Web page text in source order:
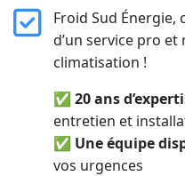
far
fa-
square-
Froid Sud Énergie,
d’un service pro
climatisation !
✅ 20 ans
entretien et
✅ Une équipe
vos urgences